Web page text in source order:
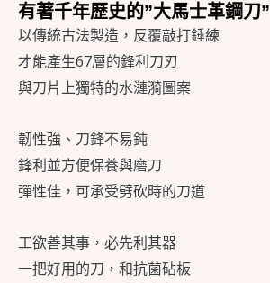
有著千年歷史的”大馬士革鋼刀”
以傳統古法製造，反覆敲打錘練
才能產生67層的鋒利刀刃
與刀片上獨特的水漣漪圖案
韌性強、刀鋒不易鈍
鋒利並方便保養與磨刀
彈性佳，可承受劈砍時的刀道
工欲善其事，必先利其器
一把好用的刀，和抗菌砧板
菌
砧
板
＋
都
清
水】
強